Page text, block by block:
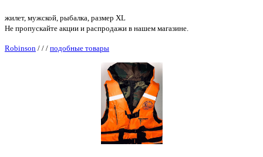
жилет, мужской, рыбалка, размер XL
Не пропускайте акции и распродажи в нашем магазине.
Robinson / / / подобные товары